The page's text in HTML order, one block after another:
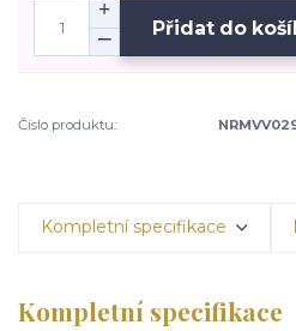
Přidat do
Číslo produktu:
Kompletní specifikace
Kompletní specifikace